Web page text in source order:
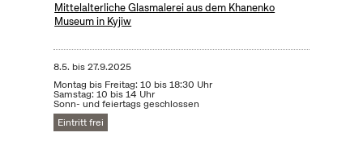
Mittelalterliche Glasmalerei aus dem Khanenko
Museum in Kyjiw
8.5. bis27.9.2025
Montag bis Freitag: 10 bis 18:30 Uhr
Samstag: 10 bis 14 Uhr
Sonn- und feiertags geschlossen
Eintritt frei